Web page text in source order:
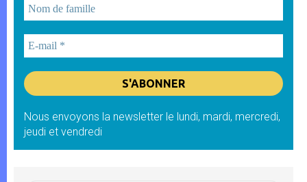
Nous envoyons la newsletter le lundi, mardi, mercredi,
jeudi et vendredi